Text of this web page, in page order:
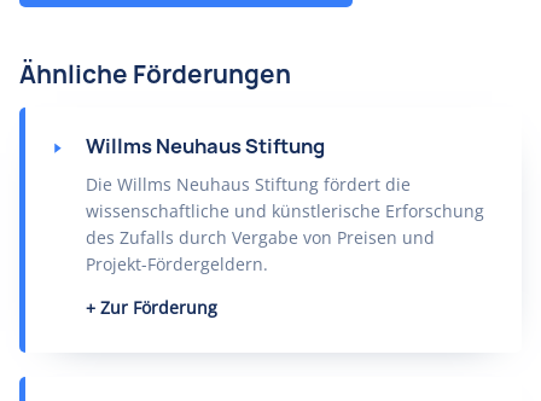
Ähnliche Förderungen
Willms Neuhaus Stiftung
Die Willms Neuhaus Stiftung fördert die
wissenschaftliche und künstlerische Erforschung
des Zufalls durch Vergabe von Preisen und
Projekt-Fördergeldern.
Zur Förderung